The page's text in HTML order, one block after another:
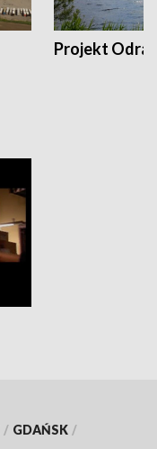
Projekt Odra
/ GDAŃSK /